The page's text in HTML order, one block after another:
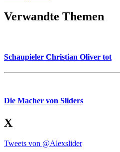
Verwandte Themen
Schaupieler Christian Oliver tot
Die Macher von Sliders
X
Tweets von @Alexslider